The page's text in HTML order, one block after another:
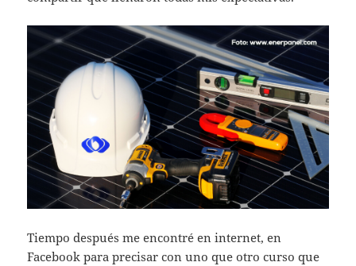
Tiempo después me encontré en internet, en
Facebook para precisar con uno que otro curso que